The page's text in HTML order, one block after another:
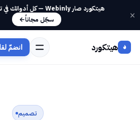
هيتكورد صار Webinly — كل أدواتك في تطبيق واحد.
سجّل مجاناً← ×
هيتكورد انضمّ
تصميم